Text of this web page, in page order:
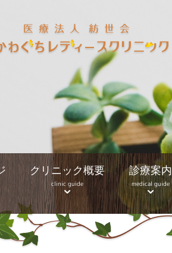
クリニック概要
clinic guide
診療案内
medical guide